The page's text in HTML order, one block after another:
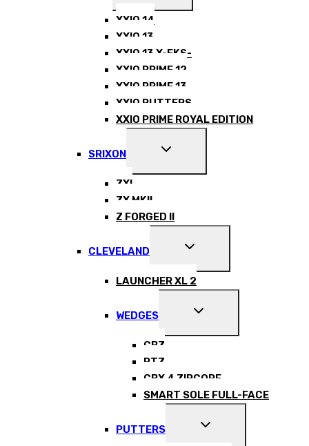
MENU
XXIO 14
XXIO 13
XXIO 13 X-EKS-
XXIO PRIME 12
XXIO PRIME 13
XXIO PUTTERS
XXIO PRIME ROYAL EDITION
SRIXON
EXPAND
MENU
ZXI
ZX MKII
Z FORGED II
CLEVELAND
EXPAND
MENU
LAUNCHER XL 2
WEDGES
EXPAND
MENU
CBZ
RTZ
CBX 4 ZIPCORE
SMART SOLE FULL-FACE
PUTTERS
EXPAND